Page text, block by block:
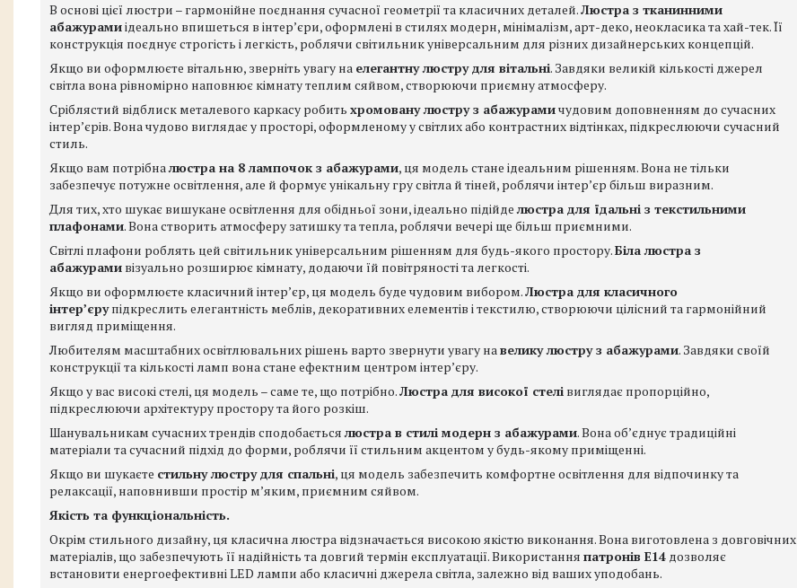
В основі цієї люстри – гармонійне поєднання сучасної геометрії та класичних деталей.Люстра з тканинними
абажурамиідеально впишеться в інтер’єри, оформлені в стилях модерн, мінімалізм, арт-деко, неокласика та хай-тек. Її
конструкція поєднує строгість і легкість, роблячи світильник універсальним для різних дизайнерських концепцій.
Якщо ви оформлюєте вітальню, зверніть увагу на елегантну люстру для вітальні. Завдяки великій кількості джерел
світла вона рівномірно наповнює кімнату теплим сяйвом, створюючи приємну атмосферу.
Сріблястий відблиск металевого каркасу робить хромовану люстру з абажурамичудовим доповненням до сучасних
інтер’єрів. Вона чудово виглядає у просторі, оформленому у світлих або контрастних відтінках, підкреслюючи сучасний
стиль.
Якщо вам потрібналюстра на 8 лампочок з абажурами, ця модель стане ідеальним рішенням. Вона не тільки
забезпечує потужне освітлення, але й формує унікальну гру світла й тіней, роблячи інтер’єр більш виразним.
Для тих, хто шукає вишукане освітлення для обідньої зони, ідеально підійделюстра для їдальні з текстильними
плафонами. Вона створить атмосферу затишку та тепла, роблячи вечері ще більш приємними.
Світлі плафони роблять цей світильник універсальним рішенням для будь-якого простору.Біла люстра з
абажурами візуально розширює кімнату, додаючи їй повітряності та легкості.
Якщо ви оформлюєте класичний інтер’єр, ця модель буде чудовим вибором.Люстра для класичного
інтер’єрупідкреслить елегантність меблів, декоративних елементів і текстилю, створюючи цілісний та гармонійний
вигляд приміщення.
Любителям масштабних освітлювальних рішень варто звернути увагу навелику люстру з абажурами. Завдяки своїй
конструкції та кількості ламп вона стане ефектним центром інтер’єру.
Якщо у вас високі стелі, ця модель – саме те, що потрібно.Люстра для високої стелі виглядає пропорційно,
підкреслюючи архітектуру простору та його розкіш.
Шанувальникам сучасних трендів сподобаєтьсялюстра в стилі модерн з абажурами. Вона об’єднує традиційні
матеріали та сучасний підхід до форми, роблячи її стильним акцентом у будь-якому приміщенні.
Якщо ви шукаєте стильну люстру для спальні, ця модель забезпечить комфортне освітлення для відпочинку та
релаксації, наповнивши простір м’яким, приємним сяйвом.
Якість та функціональність.
Окрім стильного дизайну, ця класична люстра відзначається високою якістю виконання. Вона виготовлена з довговічних
матеріалів, що забезпечують її надійність та довгий термін експлуатації. Використання патронів E14 дозволяє
встановити енергоефективні LED лампи або класичні джерела світла, залежно від ваших уподобань.